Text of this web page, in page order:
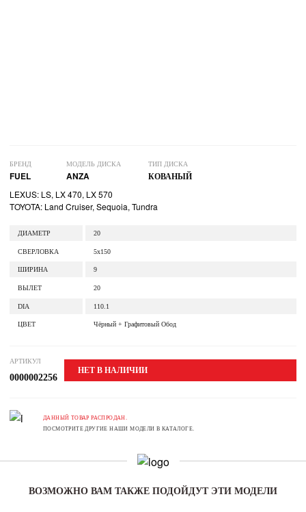
БРЕНД
FUEL
МОДЕЛЬ ДИСКА
ANZA
ТИП ДИСКА
КОВАНЫЙ
LEXUS: LS, LX 470, LX 570
TOYOTA: Land Cruiser, Sequoia, Tundra
ДИАМЕТР 20
СВЕРЛОВКА 5x150
ШИРИНА 9
ВЫЛЕТ 20
DIA 110.1
ЦВЕТ Чёрный + Графитовый Обод
АРТИКУЛ
0000002256
НЕТ В НАЛИЧИИ
ДАННЫЙ ТОВАР РАСПРОДАН.
ПОСМОТРИТЕ ДРУГИЕ НАШИ МОДЕЛИ В КАТАЛОГЕ.
ВОЗМОЖНО ВАМ ТАКЖЕ ПОДОЙДУТ ЭТИ МОДЕЛИ